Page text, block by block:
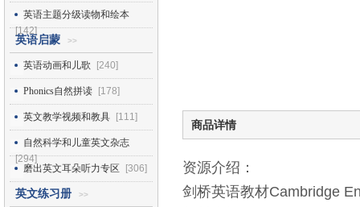
英语主题分级读物和绘本
[142]
英语启蒙 >>
英语动画和儿歌 [240]
Phonics自然拼读 [178]
英文教学视频和教具 [111]
自然科学和儿童英文杂志
[294]
磨出英文耳朵听力专区
[306]
英文练习册 >>
商品详情
资源介绍：
剑桥英语教材Cambridge